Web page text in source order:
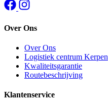
Over Ons
Over Ons
Logistiek centrum Kerpen
Kwaliteitsgarantie
Routebeschrijving
Klantenservice